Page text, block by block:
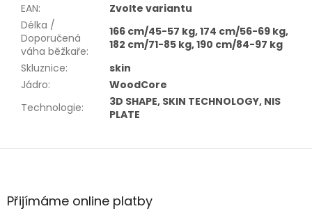
EAN:
Zvolte variantu
Délka /
Doporučená
váha běžkaře:
166 cm/45-57 kg, 174 cm/56-69 kg,
182 cm/71-85 kg, 190 cm/84-97 kg
Skluznice:
skin
Jádro:
WoodCore
Technologie:
3D SHAPE, SKIN TECHNOLOGY, NIS
PLATE
Z
aPřijímáme online platby